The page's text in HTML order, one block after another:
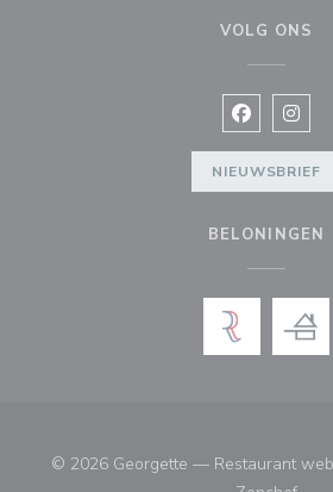
VOLG ONS
Facebook
NIEUWSBRIEF
BELONINGEN
© 2026 Georgette — Restaurant